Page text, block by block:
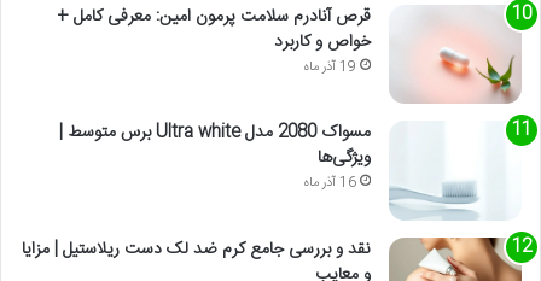
قرص آنادرم سلامت پرمون امین: معرفی کامل +
خواص و کاربرد
19 آذر ماه
مسواک 2080 مدل Ultra white برس متوسط |
ویژگی‌ها
16 آذر ماه
نقد و بررسی جامع کرم ضد لک دست ریلاستیل | مزایا
و معایب